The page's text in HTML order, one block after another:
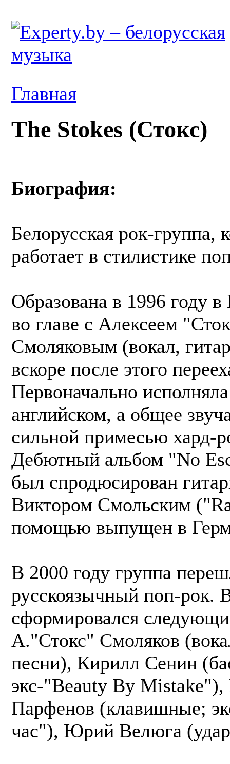
Главная
The Stokes (Стокс)
Биография:
Белорусская рок-группа,
работает в стилистике
Образована в 1996 году
во главе с Алексеем
Смоляковым (вокал,
вскоре после этого
Первоначально
английском, а общее
сильной примесью хард-
Дебютный альбом "No
был спродюсирован
Виктором Смольским
помощью выпущен в
В 2000 году группа
русскоязычный поп-рок.
сформировался
А."Стокс" Смоляков
песни), Кирилл Сенин
экс-"Beauty By Mistake"),
Парфенов (клавишные;
час"), Юрий Велюга